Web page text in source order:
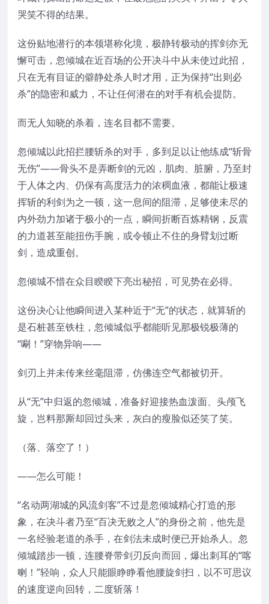
哭笑不得的结果。
这份贴地潜行的本领堪称化境，极静转极动的挥剑亦无
懈可击，忽倾城在近百场的公开决斗中从未使过此招，
只在无有目证的僻静处杀人时才用，正为保持“出则必
杀”的隐密和威力，不让任何潜在的对手有机会提防。
而无人知晓的杀着，连名目都不需要。
忽倾城以此招拦腰斩杀的对手，多到足以让他练成“斩骨
无伤”——骨头不是弄断剑的元凶，肌肉、脏腑，乃至封
于人体之内、仍保有高度活力的浓稠血液，都能让极速
挥斩的利剑为之一顿，这一息间的阻滞，足够使未尽的
内外劲力加诸于极小的一点，瞬间折断百炼精钢，反震
的力道甚至能扭伤手腕，或令顿止不住的身臂划过断
剑，造成重创。
忽倾城不惜在众目睽睽下亮出秘招，可见势在必得。
这份决心让他瞬间进入某种近于“无”的状态，就算斩的
是石桩甚至铁柱，忽倾城似乎都能听见那极锐极薄的
“唰！”穿物异响——
剑刃上并未传来丝毫阻滞，仿佛连空气都被切开。
从“无”中归返的忽倾城，准备好迎接热血泼面、头颅飞
旋，岂料那厮却回过头来，灰白的瘦脸似还笑了笑。
（落、落空了！）
——怎么可能！
“名动两湖城的风流剑客”不过是忽倾城精心打造的形
象，在决斗者乃至“百决无败之人”的身份之前，他先是
一名经验老道的杀手，在剑法未成时便已开始杀人。忽
倾城踏步一顿，连腰脊带剑刃反向而回，爆出刺耳的“喀
喇！”轻响，众人只能眼睁睁看他腰旋剑扫，以不可思议
的速度逆向回转，二度斩落！